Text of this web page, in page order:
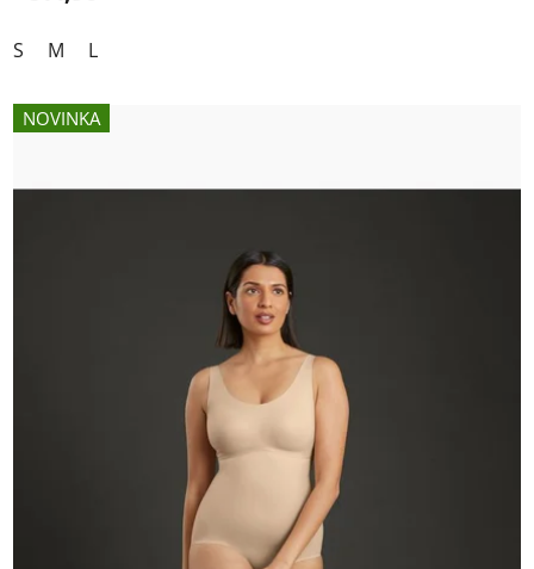
S M L
NOVINKA